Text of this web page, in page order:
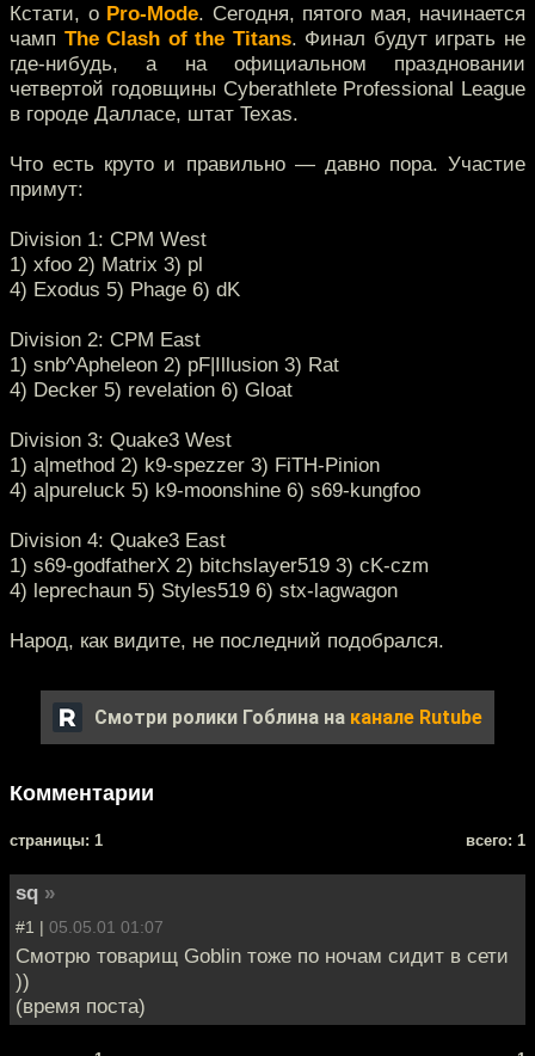
Кстати, о Pro-Mode. Сегодня, пятого мая, начинается
чамп The Clash of the Titans. Финал будут играть не
где-нибудь, а на официальном праздновании
четвертой годовщины Cyberathlete Professional League
в городе Далласе, штат Texas.
Что есть круто и правильно — давно пора. Участие
примут:
Division 1: CPM West
1) xfoo 2) Matrix 3) pl
4) Exodus 5) Phage 6) dK
Division 2: CPM East
1) snb^Apheleon 2) pF|Illusion 3) Rat
4) Decker 5) revelation 6) Gloat
Division 3: Quake3 West
1) a|method 2) k9-spezzer 3) FiTH-Pinion
4) a|pureluck 5) k9-moonshine 6) s69-kungfoo
Division 4: Quake3 East
1) s69-godfatherX 2) bitchslayer519 3) cK-czm
4) leprechaun 5) Styles519 6) stx-lagwagon
Народ, как видите, не последний подобрался.
Смотри ролики Гоблина на канале Rutube
Комментарии
cтраницы: 1 всего: 1
sq »
#1 | 05.05.01 01:07
Смотрю товарищ Goblin тоже по ночам сидит в сети
))
(время поста)